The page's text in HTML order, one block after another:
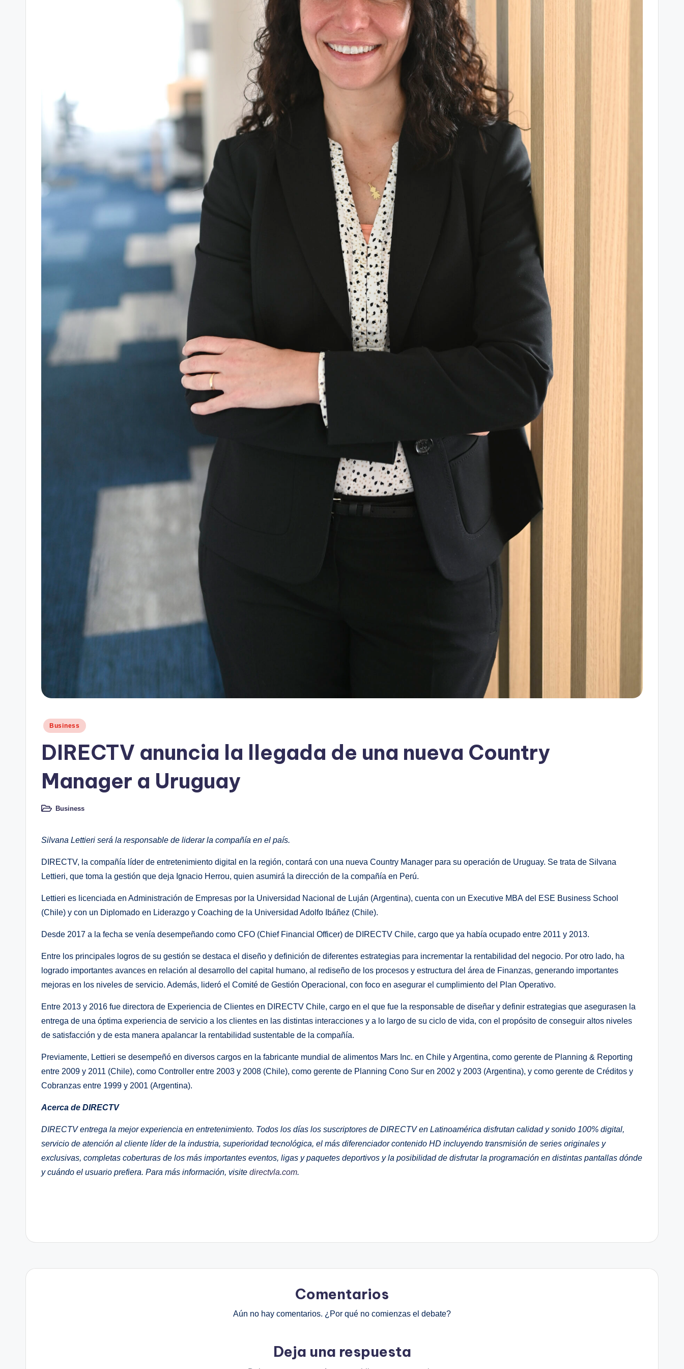
Publicado
Business
DIRECTV anuncia la llegada de una nueva Country
Manager a Uruguay
Publicado
Business
Silvana Lettieri será la responsable de liderar la compañía en el país.
DIRECTV, la compañía líder de entretenimiento digital en la región, contará con una nueva Country Manager para su operación de Uruguay. Se trata de Silvana
Lettieri, que toma la gestión que deja Ignacio Herrou, quien asumirá la dirección de la compañía en Perú.
Lettieri es licenciada en Administración de Empresas por la Universidad Nacional de Luján (Argentina), cuenta con un Executive MBA del ESE Business School
(Chile) y con un Diplomado en Liderazgo y Coaching de la Universidad Adolfo Ibáñez (Chile).
Desde 2017 a la fecha se venía desempeñando como CFO (Chief Financial Officer) de DIRECTV Chile, cargo que ya había ocupado entre 2011 y 2013.
Entre los principales logros de su gestión se destaca el diseño y definición de diferentes estrategias para incrementar la rentabilidad del negocio. Por otro lado, ha
logrado importantes avances en relación al desarrollo del capital humano, al rediseño de los procesos y estructura del área de Finanzas, generando importantes
mejoras en los niveles de servicio. Además, lideró el Comité de Gestión Operacional, con foco en asegurar el cumplimiento del Plan Operativo.
Entre 2013 y 2016 fue directora de Experiencia de Clientes en DIRECTV Chile, cargo en el que fue la responsable de diseñar y definir estrategias que asegurasen la
entrega de una óptima experiencia de servicio a los clientes en las distintas interacciones y a lo largo de su ciclo de vida, con el propósito de conseguir altos niveles
de satisfacción y de esta manera apalancar la rentabilidad sustentable de la compañía.
Previamente, Lettieri se desempeñó en diversos cargos en la fabricante mundial de alimentos Mars Inc. en Chile y Argentina, como gerente de Planning & Reporting
entre 2009 y 2011 (Chile), como Controller entre 2003 y 2008 (Chile), como gerente de Planning Cono Sur en 2002 y 2003 (Argentina), y como gerente de Créditos y
Cobranzas entre 1999 y 2001 (Argentina).
Acerca de DIRECTV
DIRECTV entrega la mejor experiencia en entretenimiento. Todos los días los suscriptores de DIRECTV en Latinoamérica disfrutan calidad y sonido 100% digital,
servicio de atención al cliente líder de la industria, superioridad tecnológica, el más diferenciador contenido HD incluyendo transmisión de series originales y
exclusivas, completas coberturas de los más importantes eventos, ligas y paquetes deportivos y la posibilidad de disfrutar la programación en distintas pantallas dónde
y cuándo el usuario prefiera. Para más información, visite directvla.com.
Comentarios
Aún no hay comentarios. ¿Por qué no comienzas el debate?
Deja una respuesta